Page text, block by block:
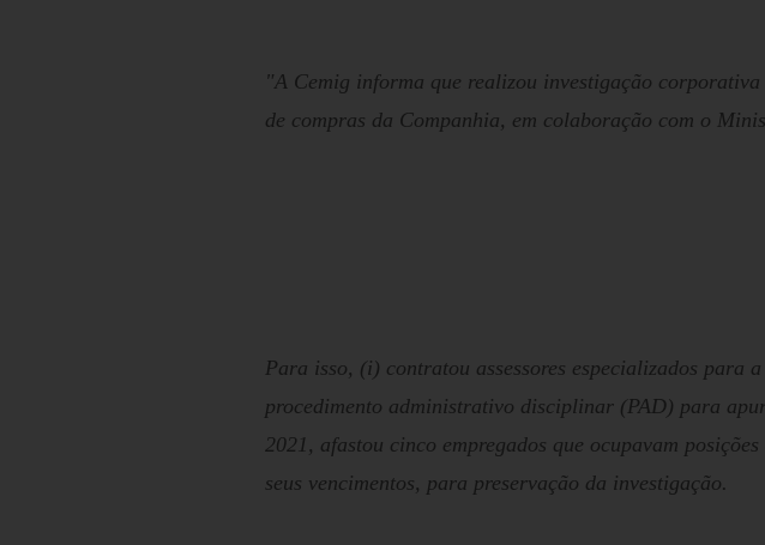
"A Cemig informa que realizou investigação
de compras da Companhia, em colaboração com o
Para isso, (i) contratou assessores especializados
procedimento administrativo disciplinar (PAD) para
2021, afastou cinco empregados que ocupavam
seus vencimentos, para preservação da investigação.